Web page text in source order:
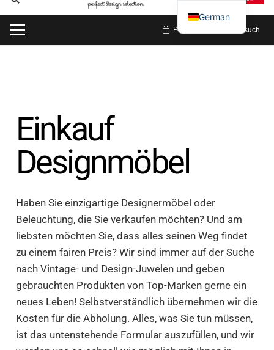
Planen Sie meinen Besuch
Einkauf
Designmöbel
Haben Sie einzigartige Designermöbel oder
Beleuchtung, die Sie verkaufen möchten? Und am
liebsten möchten Sie, dass alles seinen Weg findet
zu einem fairen Preis? Wir sind immer auf der Suche
nach Vintage- und Design-Juwelen und geben
gebrauchten Produkten von Top-Marken gerne ein
neues Leben! Selbstverständlich übernehmen wir die
Kosten für die Abholung. Alles, was Sie tun müssen,
ist das untenstehende Formular auszufüllen, und wir
German